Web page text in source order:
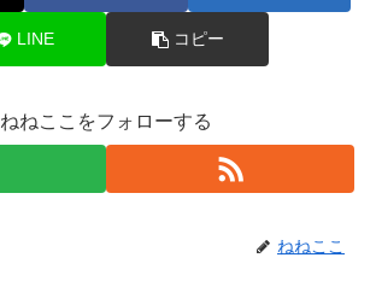
LINE コピー
ねねここをフォローする
ねねここ